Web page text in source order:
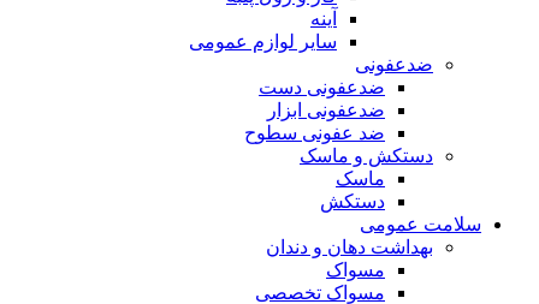
آینه
سایر لوازم عمومی
ضدعفونی
ضدعفونی دست
ضدعفونی ابزار
ضد عفونی سطوح
دستکش و ماسک
ماسک
دستکش
سلامت عمومی
بهداشت دهان و دندان
مسواک
مسواک تخصصی